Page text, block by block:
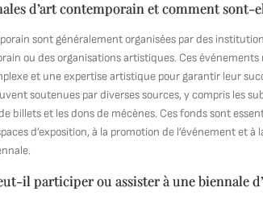
d’art contemporain et comment sont-
sont généralement organisées par des
ou des organisations artistiques. Ces
et une expertise artistique pour garantir leur
soutenues par diverses sources, y compris les
billets et les dons de mécènes. Ces fonds sont
d’exposition, à la promotion de l’événement et
il participer ou assister à une biennale